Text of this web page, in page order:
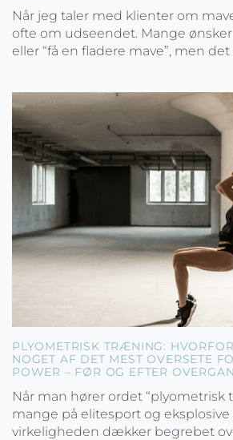
Når jeg taler med klienter om
ofte om udseendet. Mange ønsker
eller “få en fladere mave”, men
PLYOMETRISK TRÆNING:
NOGET AF DET MEST OVERSETE
POWER – FØR OG EFTER
Når man hører ordet
mange på elitesport og eksplosive
virkeligheden dækker begrebet